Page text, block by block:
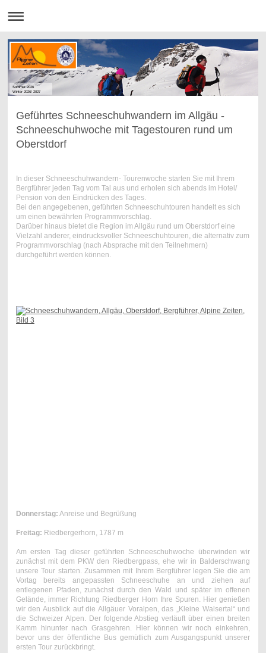
Sommer 2026
Winter 2026/ 2027
Geführtes Schneeschuhwandern im Allgäu -
Schneeschuhwoche mit Tagestouren rund um
Oberstdorf
In dieser Schneeschuhwandern- Tourenwoche starten Sie mit Ihrem
Bergführer jeden Tag vom Tal aus und erholen sich abends im Hotel/
Pension von den Eindrücken des Tages.
Bei den angegebenen, geführten Schneeschuhtouren handelt es sich
um einen bewährten Programmvorschlag.
Darüber hinaus bietet die Region im Allgäu rund um Oberstdorf eine
Vielzahl anderer, eindrucksvoller Schneeschuhtouren, die alternativ zum
Programmvorschlag (nach Absprache mit den Teilnehmern)
durchgeführt werden können.
Donnerstag: Anreise und Begrüßung
Freitag: Riedbergerhorn, 1787 m
Am ersten Tag dieser geführten Schneeschuhwoche überwinden wir
zunächst mit dem PKW den Riedbergpass, ehe wir in Balderschwang
unsere Tour starten. Zusammen mit Ihrem Bergführer legen Sie die am
Vortag bereits angepassten Schneeschuhe an und ziehen auf
entlegenen Pfaden, zunächst durch den Wald und später im offenen
Gelände, immer Richtung Riedberger Horn Ihre Spuren. Hier genießen
wir den Ausblick auf die Allgäuer Voralpen, das „Kleine Walsertal“ und
die Schweizer Alpen. Der folgende Abstieg verläuft über einen breiten
Kamm hinunter nach Grasgehren. Hier können wir noch einkehren,
bevor uns der öffentliche Bus gemütlich zum Ausgangspunkt unserer
ersten Tour zurückbringt.